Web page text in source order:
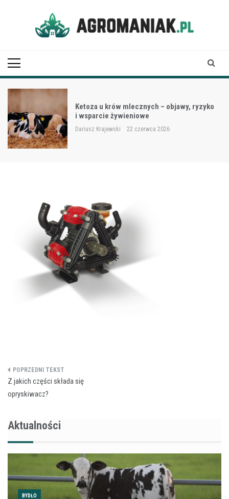
Ketoza u krów mlecznych – objawy, ryzyko
i wsparcie żywieniowe
Dariusz Krajewski 22 czerwca 2026
Nawigacja
wpisu
Z jakich części składa się
opryskiwacz?
Aktualności
BYDŁO